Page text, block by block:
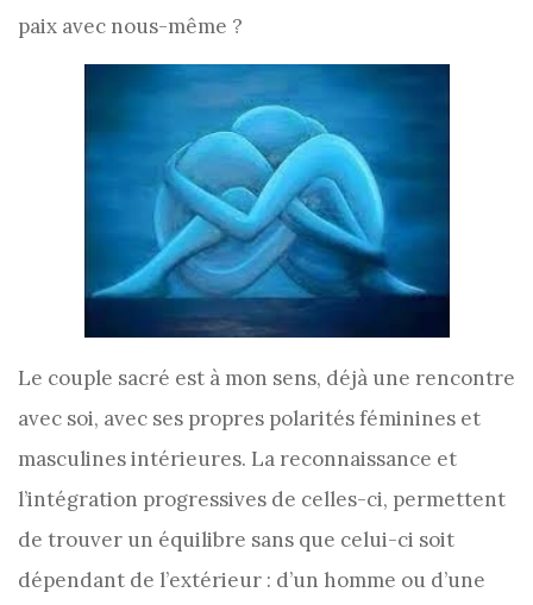
paix avec nous-même ?
Le couple sacré est à mon sens, déjà une rencontre
avec soi, avec ses propres polarités féminines et
masculines intérieures. La reconnaissance et
l’intégration progressives de celles-ci, permettent
de trouver un équilibre sans que celui-ci soit
dépendant de l’extérieur : d’un homme ou d’une